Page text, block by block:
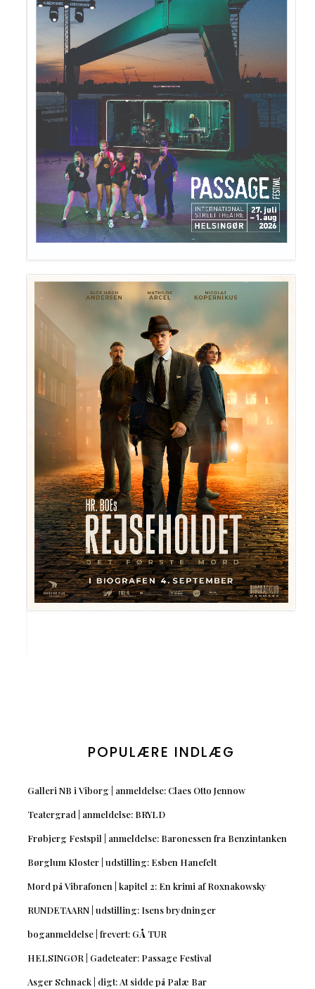
POPULÆRE INDLÆG
Galleri NB i Viborg | anmeldelse: Claes Otto Jennow
Teatergrad | anmeldelse: BRYLD
Frøbjerg Festspil | anmeldelse: Baronessen fra Benzintanken
Børglum Kloster | udstilling: Esben Hanefelt
Mord på Vibrafonen | kapitel 2: En krimi af Roxnakowsky
RUNDETAARN | udstilling: Isens brydninger
boganmeldelse | frevert: GÅ TUR
HELSINGØR | Gadeteater: Passage Festival
Asger Schnack | digt: At sidde på Palæ Bar